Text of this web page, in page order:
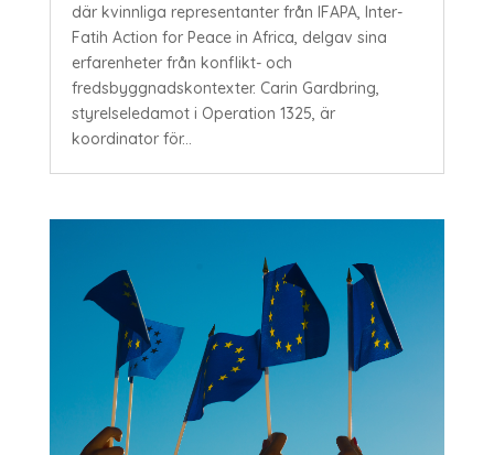
där kvinnliga representanter från IFAPA, Inter-
Fatih Action for Peace in Africa, delgav sina
erfarenheter från konflikt- och
fredsbyggnadskontexter. Carin Gardbring,
styrelseledamot i Operation 1325, är
koordinator för...